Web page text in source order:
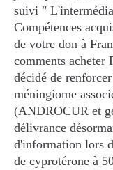
suivi "
Compétences
de votre don à
comments
décidé de
méningiome
(ANDROCUR et
délivrance
d'information lors
de cyprotérone à